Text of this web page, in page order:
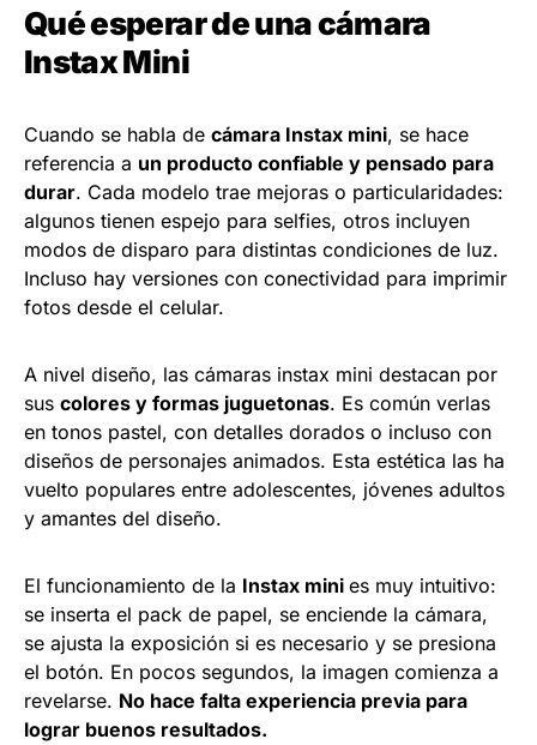
Qué esperar de una cámara
Instax Mini
Cuando se habla de cámara Instax mini, se hace
referencia a un producto confiable y pensado para
durar. Cada modelo trae mejoras o particularidades:
algunos tienen espejo para selfies, otros incluyen
modos de disparo para distintas condiciones de luz.
Incluso hay versiones con conectividad para imprimir
fotos desde el celular.
A nivel diseño, las cámaras instax mini destacan por
sus colores y formas juguetonas. Es común verlas
en tonos pastel, con detalles dorados o incluso con
diseños de personajes animados. Esta estética las ha
vuelto populares entre adolescentes, jóvenes adultos
y amantes del diseño.
El funcionamiento de la Instax mini es muy intuitivo:
se inserta el pack de papel, se enciende la cámara,
se ajusta la exposición si es necesario y se presiona
el botón. En pocos segundos, la imagen comienza a
revelarse. No hace falta experiencia previa para
lograr buenos resultados.